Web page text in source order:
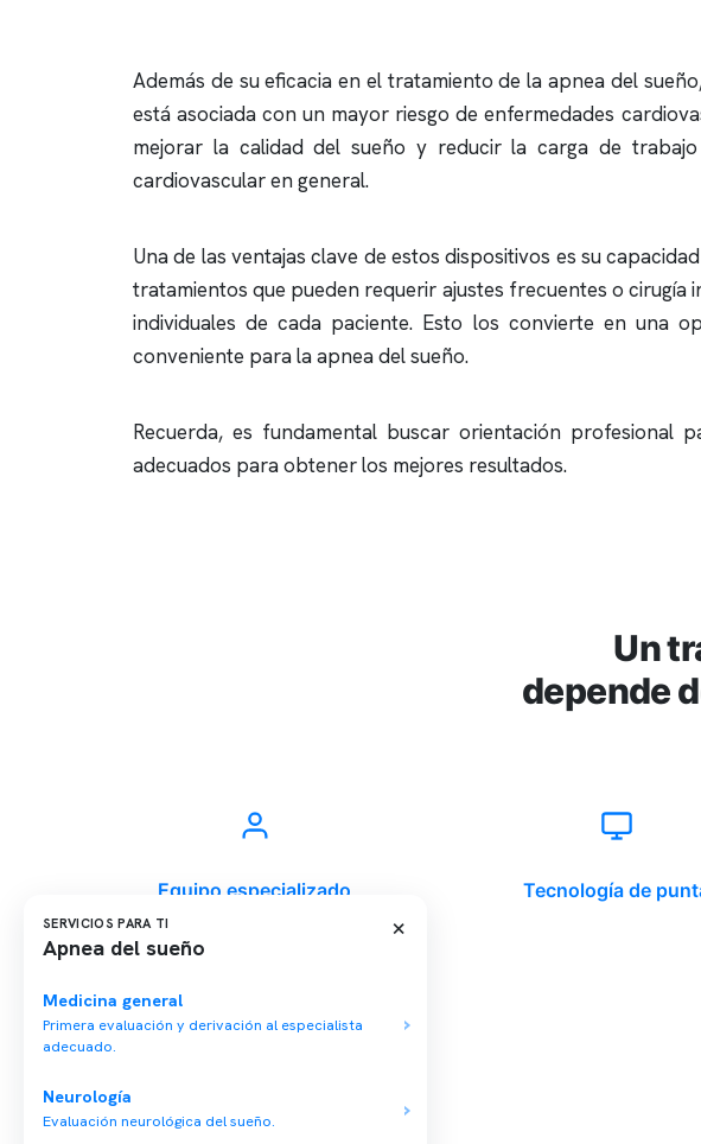
Además de su eficacia en el tratamiento de laapnea del sueño
está asociada con un mayor riesgo de enfermedades
mejorar la calidad del sueño y reducir la carga de
cardiovascular en general.
Una de las ventajas clave de estos dispositivos es su
tratamientos que pueden requerir ajustes frecuentes o cirugía
individuales de cada paciente. Esto los convierte en una
conveniente para laapnea del sueño.
Recuerda, es fundamental buscar orientación
adecuados para obtener los mejores resultados.
Un
depende
Equipo especializado Tecnología de
Última modificación: 24-02-2024
SERVICIOS PARA TI
Apnea del sueño
×
Medicina general
Primera evaluación y derivación al especialista
adecuado.
Neurología
Evaluación neurológica del sueño.